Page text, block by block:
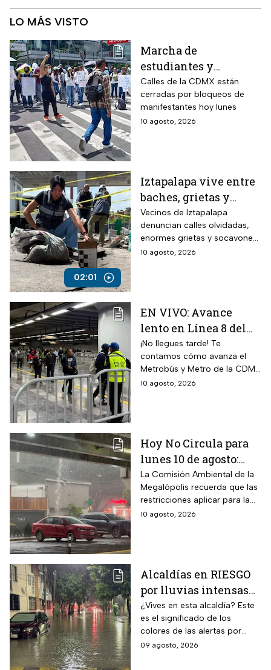
LO MÁS VISTO
Marcha de
estudiantes y
bloqueos hoy 10 de
agosto; calles cerradas
en la CDMX minuto a
minuto
Calles de la CDMX están
cerradas por bloqueos de
manifestantes hoy lunes
10 agosto, 2026
02:01
Iztapalapa vive entre
baches, grietas y
socavones
Vecinos de Iztapalapa
denuncian calles olvidadas,
enormes grietas y socavones
que representan un riesgo
10 agosto, 2026
EN VIVO: Avance
lento en Línea 8 del
Metro CDMX por
lluvia; Metrobús con
estaciones cerradas
hoy lunes 10 de agosto
¡No llegues tarde! Te
contamos cómo avanza el
Metrobús y Metro de la CDMX
durante este lunes de lluvias
10 agosto, 2026
Hoy No Circula para
lunes 10 de agosto:
¿Qué autos descansan
en CDMX y Edomex?
La Comisión Ambiental de la
Megalópolis recuerda que las
restricciones aplicar para la
Ciudad de México y Estado
10 agosto, 2026
Alcaldías en RIESGO
por lluvias intensas
en CDMX hoy 9 de
agosto: ¿dónde hay
alerta y peligro de
inundaciones?
¿Vives en esta alcaldía? Este
es el significado de los
colores de las alertas por
lluvias en la capital mexicana.
09 agosto, 2026